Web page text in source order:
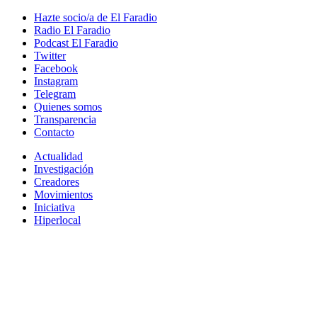
Hazte socio/a de El Faradio
Radio El Faradio
Podcast El Faradio
Twitter
Facebook
Instagram
Telegram
Quienes somos
Transparencia
Contacto
Actualidad
Investigación
Creadores
Movimientos
Iniciativa
Hiperlocal